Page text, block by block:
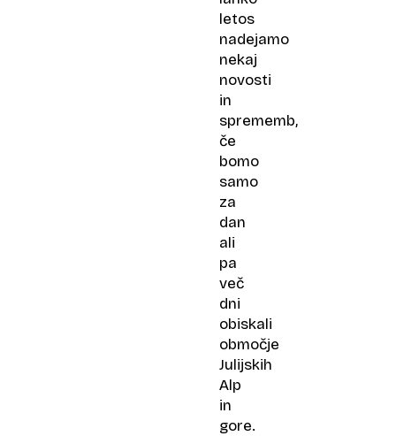
letos
nadejamo
nekaj
novosti
in
sprememb,
če
bomo
samo
za
dan
ali
pa
več
dni
obiskali
območje
Julijskih
Alp
in
gore.